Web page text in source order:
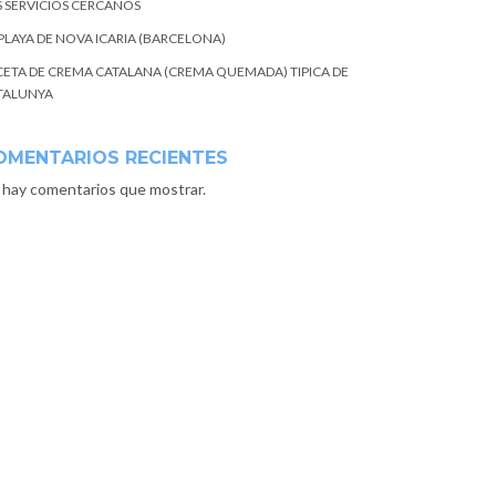
SERVICIOS CERCANOS
DE NOVA ICARIA (BARCELONA)
DE CREMA CATALANA (CREMA QUEMADA) TIPICA DE
RECIENTES
comentarios que mostrar.